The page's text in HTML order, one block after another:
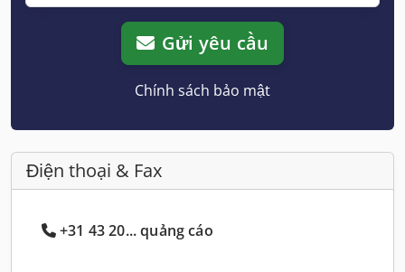
Gửi yêu cầu
Chính sách bảo mật
Điện thoại & Fax
+31 43 20... quảng cáo